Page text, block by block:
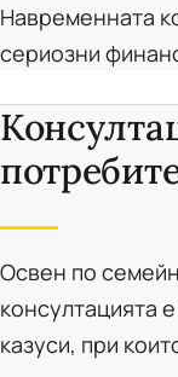
Навременната
сериозни
Освен по
консултацията
казуси, при